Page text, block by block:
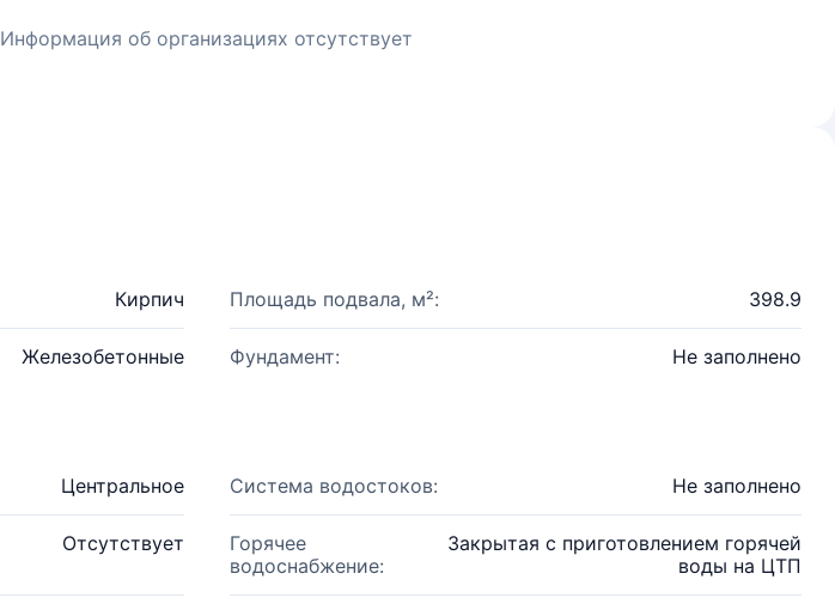
Информация об организациях отсутствует
Кирпич Площадь подвала, м²: 398.9
Железобетонные Фундамент: Не заполнено
Центральное Система водостоков: Не заполнено
Отсутствует
Горячее
водоснабжение:
Закрытая с приготовлением горячей
воды на ЦТП